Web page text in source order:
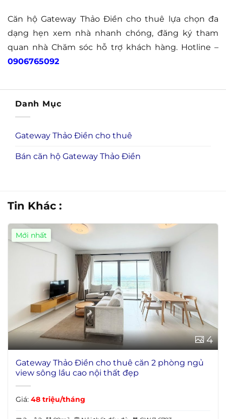
Căn hộ Gateway Thảo Điền cho thuê lựa chọn đa
dạng hẹn xem nhà nhanh chóng, đăng ký tham
quan nhà Chăm sóc hỗ trợ khách hàng. Hotline –
0906765092
Danh Mục
Gateway Thảo Điền cho thuê
Bán căn hộ Gateway Thảo Điền
Tin Khác :
Mới nhất
4
Gateway Thảo Điền cho thuê căn 2 phòng ngủ
view sông lầu cao nội thất đẹp
Giá: 48 triệu/tháng